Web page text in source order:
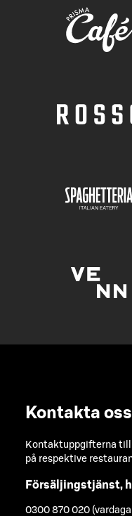
Kontakta oss
Kontaktuppgifterna till
på respektive
Försäljingstjänst,
0300 870 020